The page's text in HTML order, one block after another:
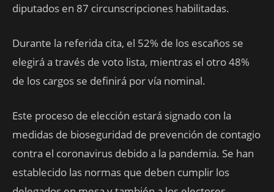
diputados en 87 circunscripciones habilitadas.
Durante la referida cita, el 52% de los escaños se
elegirá a través de voto lista, mientras el otro 48%
de los cargos se definirá por vía nominal.
Este proceso de elección estará signado con la
medidas de bioseguridad de prevención de contagio
contra el coronavirus debido a la pandemia. Se han
establecido las normas que deben cumplir los